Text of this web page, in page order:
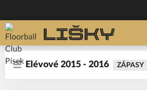
Elévové 2015 - 2016 ZÁPASY